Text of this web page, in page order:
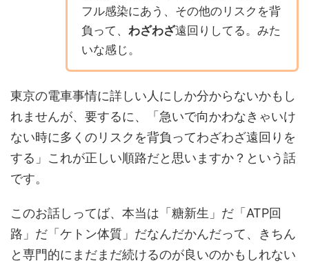
フル感染にあう、その他のリスクを背
負って、 わざわざ遠回りしてる。みた
いな感じ。
東京の電車事情に詳しい人にしか分からないかもし
れませんが、要するに、「急いで向かわなきゃいけ
ない時に多くのリスクを背負ってわざわざ遠回りを
する」これが正しい順路だと思いますか？という話
です。
このお話しってば、本当は「糖新生」だ「ATP回
路」だ「ケトン体質」だなんだかんだって、きちん
と専門的にまだまだ続けるのが良いのかもしれない